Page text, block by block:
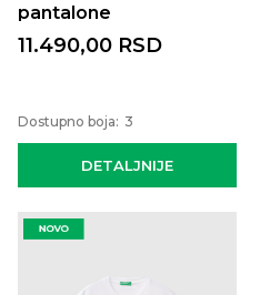
pantalone
DETALJNIJE
11.490,00 RSD
Dostupno boja: 3